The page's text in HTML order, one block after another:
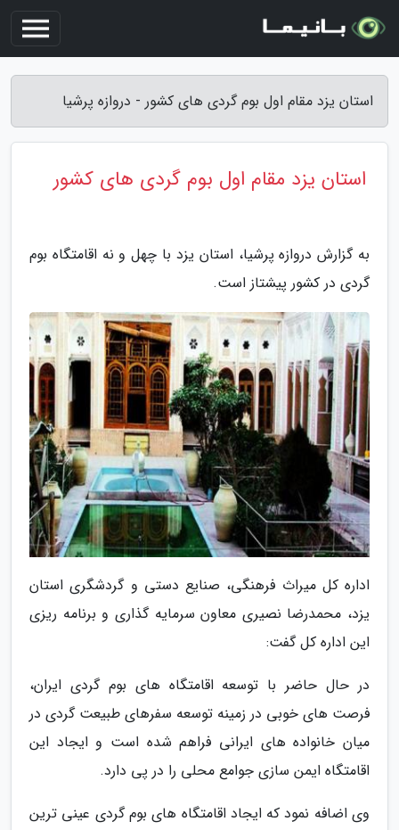
استان یزد مقام اول بوم گردی های کشور - دروازه پرشیا
استان یزد مقام اول بوم گردی های کشور
به گزارش دروازه پرشیا، استان یزد با چهل و نه اقامتگاه بوم
گردی در کشور پیشتاز است.
اداره کل میراث فرهنگی، صنایع دستی و گردشگری استان
یزد، محمدرضا نصیری معاون سرمایه گذاری و برنامه ریزی
این اداره کل گفت:
در حال حاضر با توسعه اقامتگاه های بوم گردی ایران،
فرصت های خوبی در زمینه توسعه سفرهای طبیعت گردی در
میان خانواده های ایرانی فراهم شده است و ایجاد این
اقامتگاه ایمن سازی جوامع محلی را در پی دارد.
وی اضافه نمود که ایجاد اقامتگاه های بوم گردی عینی ترین